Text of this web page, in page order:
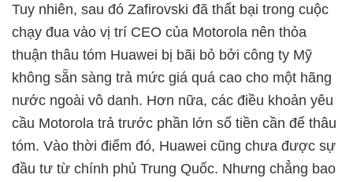
Tuy nhiên, sau đó Zafirovski đã thất bại trong cuộc
chạy đua vào vị trí CEO của Motorola nên thỏa
thuận thâu tóm Huawei bị bãi bỏ bởi công ty Mỹ
không sẵn sàng trả mức giá quá cao cho một hãng
nước ngoài vô danh. Hơn nữa, các điều khoản yêu
cầu Motorola trả trước phần lớn số tiền cần để thâu
tóm. Vào thời điểm đó, Huawei cũng chưa được sự
đầu tư từ chính phủ Trung Quốc. Nhưng chẳng bao